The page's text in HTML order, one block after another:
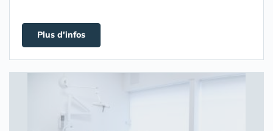
Plus d'infos